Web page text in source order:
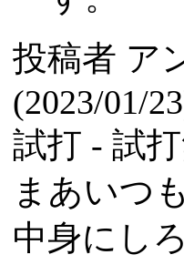
投稿者 ア
(2023/01/
試打 - 試
まあいつ
中身にし